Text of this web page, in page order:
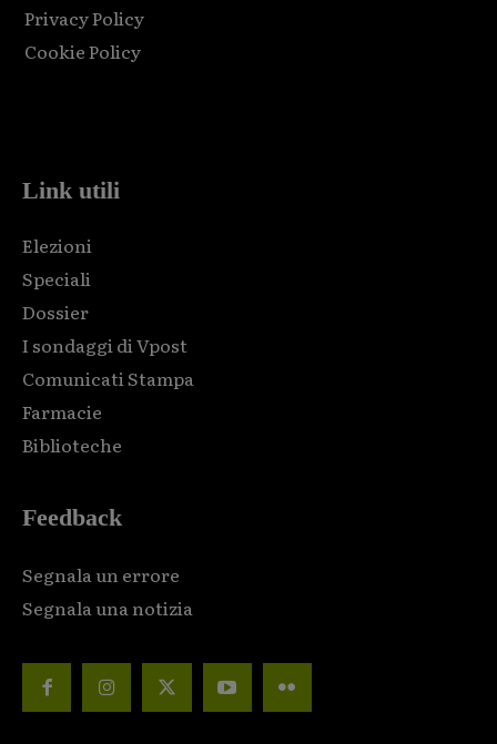
Privacy Policy
Cookie Policy
Link utili
Elezioni
Speciali
Dossier
I sondaggi di Vpost
Comunicati Stampa
Farmacie
Biblioteche
Feedback
Segnala un errore
Segnala una notizia